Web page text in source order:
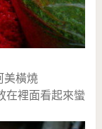
美橫燒
在裡面看起來蠻